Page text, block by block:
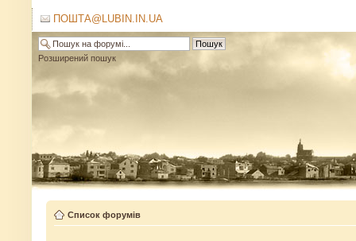
ПОШТА@LUBIN.IN.UA
Розширений пошук
Список форумів